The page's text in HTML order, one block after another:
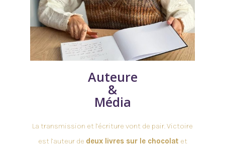
Auteure
&
Média
La transmission et l’écriture vont de pair. Victoire
est l’auteur de deux livres sur le chocolat et